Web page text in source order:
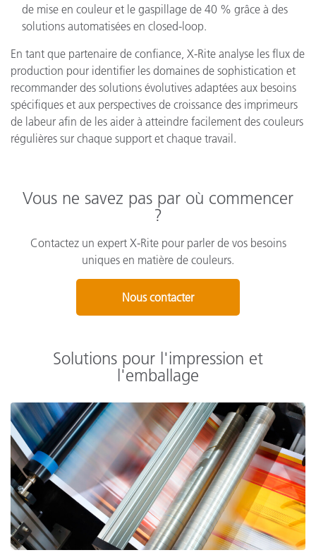
de mise en couleur et le gaspillage de 40 % grâce à des
solutions automatisées en closed-loop.
En tant que partenaire de confiance, X-Rite analyse les flux de
production pour identifier les domaines de sophistication et
recommander des solutions évolutives adaptées aux besoins
spécifiques et aux perspectives de croissance des imprimeurs
de labeur afin de les aider à atteindre facilement des couleurs
régulières sur chaque support et chaque travail.
Vous ne savez pas par où commencer
?
Contactez un expert X-Rite pour parler de vos besoins
uniques en matière de couleurs.
Nous contacter
Solutions pour l'impression et
l'emballage